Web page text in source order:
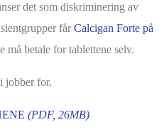
det som diskriminering av
fårCalcigan Forte på
må betale for tablettene selv.
jobber for.
(PDF, 26MB)